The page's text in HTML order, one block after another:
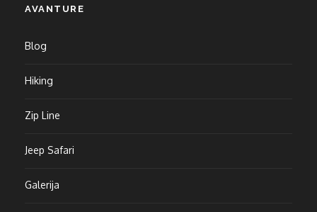
AVANTURE
Blog
Hiking
Zip Line
Jeep Safari
Galerija